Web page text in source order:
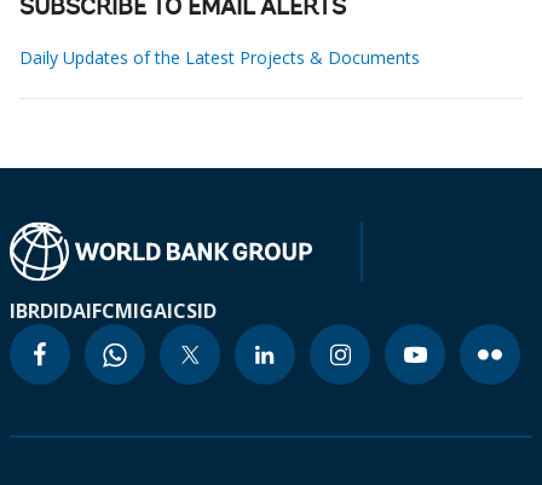
SUBSCRIBE TO EMAIL ALERTS
Daily Updates of the Latest Projects & Documents
IBRDIDAIFCMIGAICSID